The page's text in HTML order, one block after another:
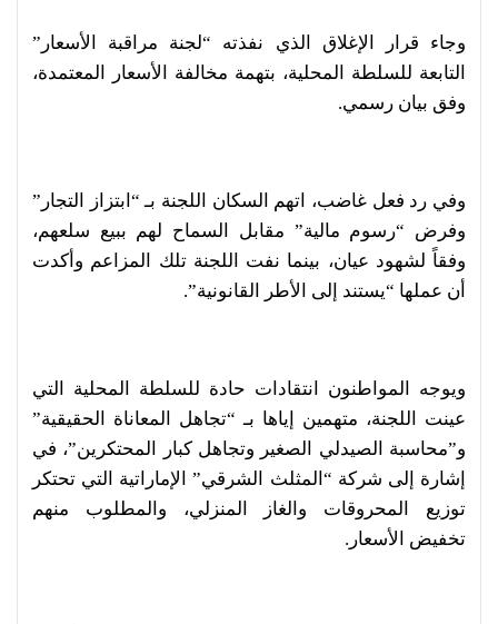
وجاء قرار الإغلاق الذي نفذته “لجنة مراقبة الأسعار”
التابعة للسلطة المحلية، بتهمة مخالفة الأسعار المعتمدة،
وفق بيان رسمي.
وفي رد فعل غاضب، اتهم السكان اللجنة بـ “ابتزاز التجار”
وفرض “رسوم مالية” مقابل السماح لهم ببيع سلعهم،
وفقاً لشهود عيان، بينما نفت اللجنة تلك المزاعم وأكدت
أن عملها “يستند إلى الأطر القانونية”.
ويوجه المواطنون انتقادات حادة للسلطة المحلية التي
عينت اللجنة، متهمين إياها بـ “تجاهل المعاناة الحقيقية”
و”محاسبة الصيدلي الصغير وتجاهل كبار المحتكرين”، في
إشارة إلى شركة “المثلث الشرقي” الإماراتية التي تحتكر
توزيع المحروقات والغاز المنزلي، والمطلوب منهم
تخفيض الأسعار.